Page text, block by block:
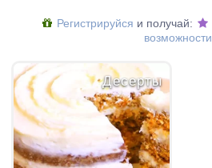
Регистрируйся и получай:
возможности.
Десерты